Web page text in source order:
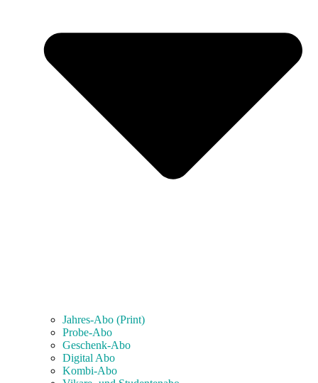
Jahres-Abo (Print)
Probe-Abo
Geschenk-Abo
Digital Abo
Kombi-Abo